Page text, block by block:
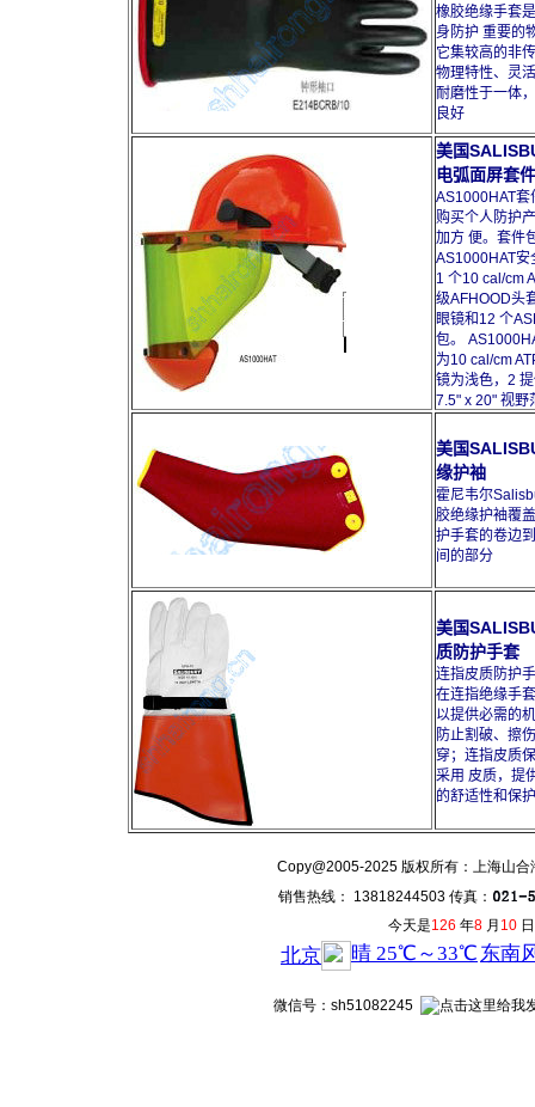
橡胶绝缘手套
身防护 重要的
它集较高的非
物理特性、灵
耐磨性于一体
良好
美国
电弧面屏套件
AS1000HAT套
购买个人防护
加方 便。套件
AS1000HAT安
1 个10 cal/cm
级AFHOOD头
眼镜和12 个
包。
为10 cal/cm
镜为浅色，2
7.5" x 20" 视野
美国
缘护袖
霍尼韦尔
胶绝缘护袖覆
护手套的卷边
间的部分
美国
质防护手套
连指皮质防护
在连指绝缘手
以提供必需的
防止割破、擦
穿；连指皮质
采用 皮质，提
的舒适性和保护